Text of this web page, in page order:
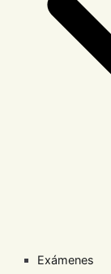
Exámenes